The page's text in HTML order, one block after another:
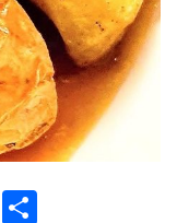
Pinterest